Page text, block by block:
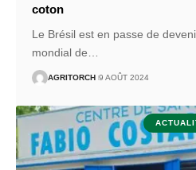
coton
Le Brésil est en passe de
mondial de
AGRITORCH 9 AOÛT 2024